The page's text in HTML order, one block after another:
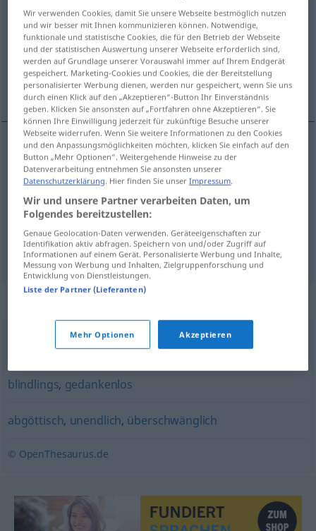
blind
Übersicht aller Übersetzungen
(Für mehr Details die Übersetzung anklicken/antippen)
blind, uigennemsigtig, mat, anløben
blind(auf DATpå) blind
uigennemsigtig,mat blind Scheibe
anløben blind Spiegel
blindlings,ziellos,wahllos,willkürlich,zufällig
blindlings, gedankenlos
abgöttisch, unendlich, überschwänglich
© OpenThesaurus.de
Wir verwenden Cookies, damit Sie unsere Webseite bestmöglich nutzen
und wir besser mit Ihnen kommunizieren können. Notwendige,
funktionale und statistische Cookies, die für den Betrieb der Webseite
und der statistischen Auswertung unserer Webseite erforderlich sind,
werden auf Grundlage unserer Vorauswahl immer auf Ihrem Endgerät
gespeichert. Marketing-Cookies und Cookies, die der Bereitstellung
personalisierter Werbung dienen, werden nur gespeichert, wenn Sie uns
durch einen Klick auf den „Akzeptieren“-Button Ihr Einverständnis
geben. Klicken Sie ansonsten auf „Fortfahren ohne Akzeptieren“. Sie
können Ihre Einwilligung jederzeit für zukünftige Besuche unserer
Webseite widerrufen. Wenn Sie weitere Informationen zu den Cookies
und den Anpassungsmöglichkeiten möchten, klicken Sie einfach auf den
Button „Mehr Optionen“. Weitergehende Hinweise zu der
Datenverarbeitung entnehmen Sie ansonsten unserer
Datenschutzerklärung. Hier finden Sie unserImpressum.
Wir und unsere Partner verarbeiten Daten, um
Folgendes bereitzustellen:
Genaue Geolocation-Daten verwenden. Geräteeigenschaften zur
Identifikation aktiv abfragen. Speichern von und/oder Zugriff auf
Informationen auf einem Gerät. Personalisierte Werbung und Inhalte,
Messung von Werbung und Inhalten, Zielgruppenforschung und
Entwicklung von Dienstleistungen.
Liste der Partner (Lieferanten)
Mehr Optionen Akzeptieren